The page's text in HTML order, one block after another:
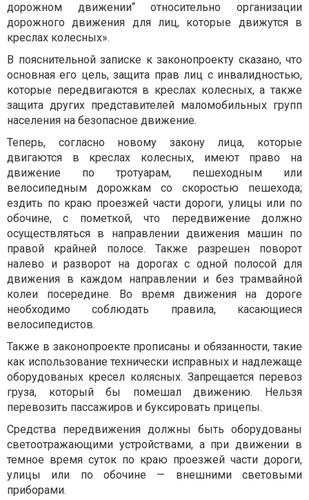
дорожном движении“ относительно организации
дорожного движения для лиц, которые движутся в
креслах колесных».
В пояснительной записке к законопроекту сказано, что
основная его цель, защита прав лиц с инвалидностью,
которые передвигаются в креслах колесных, а также
защита других представителей маломобильных групп
населения на безопасное движение.
Теперь, согласно новому закону лица, которые
двигаются в креслах колесных, имеют право на
движение по тротуарам, пешеходным или
велосипедным дорожкам со скоростью пешехода;
ездить по краю проезжей части дороги, улицы или по
обочине, с пометкой, что передвижение должно
осуществляться в направлении движения машин по
правой крайней полосе. Также разрешен поворот
налево и разворот на дорогах с одной полосой для
движения в каждом направлении и без трамвайной
колеи посередине. Во время движения на дороге
необходимо соблюдать правила, касающиеся
велосипедистов.
Также в законопроекте прописаны и обязанности, такие
как использование технически исправных и надлежаще
оборудованых кресел колясных. Запрещается перевоз
груза, который бы помешал движению. Нельзя
перевозить пассажиров и буксировать прицепы.
Средства передвижения должны быть оборудованы
светоотражающими устройствами, а при движении в
темное время суток по краю проезжей части дороги,
улицы или по обочине — внешними световыми
приборами.